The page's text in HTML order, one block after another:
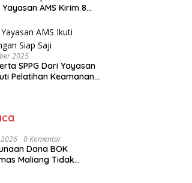
AMS Kirim 8
2025
SPPG Dari Yayasan
Pelatihan Keamanan
0 Komentar
Dana BOK
Maliang Tidak